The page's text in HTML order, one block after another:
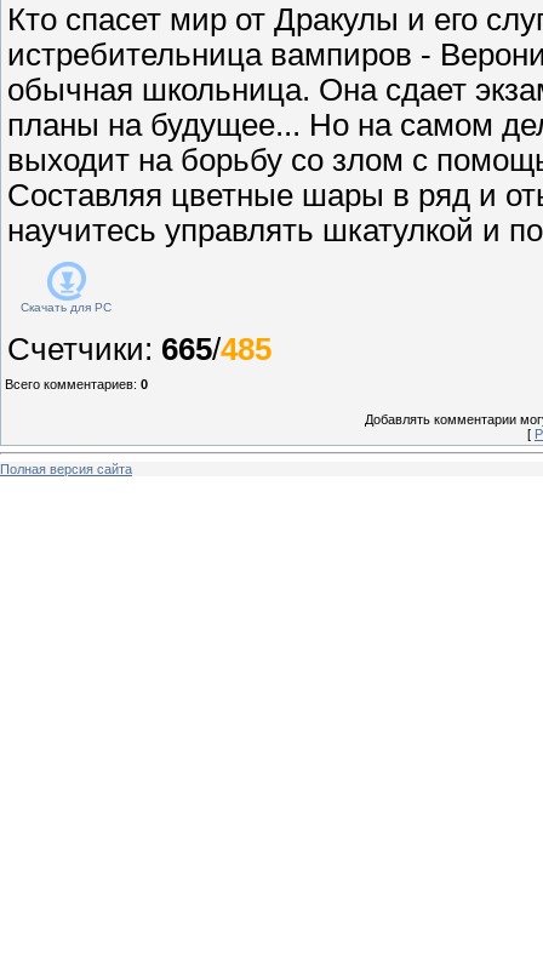
Кто спасет мир от Дракулы и его
истребительница вампиров -
обычная школьница. Она сдает
планы на будущее... Но на самом
выходит на борьбу со злом с
Составляя цветные шары в ряд и
научитесь управлять шкатулкой и
Скачать для PC
Счетчики: 665/485
Всего комментариев: 0
Добавлять комментарии
[
Полная версия сайта